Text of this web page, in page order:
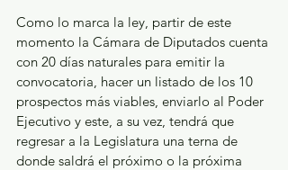
Como lo marca la ley, partir de este
momento la Cámara de Diputados cuenta
con 20 días naturales para emitir la
convocatoria, hacer un listado de los 10
prospectos más viables, enviarlo al Poder
Ejecutivo y este, a su vez, tendrá que
regresar a la Legislatura una terna de
donde saldrá el próximo o la próxima